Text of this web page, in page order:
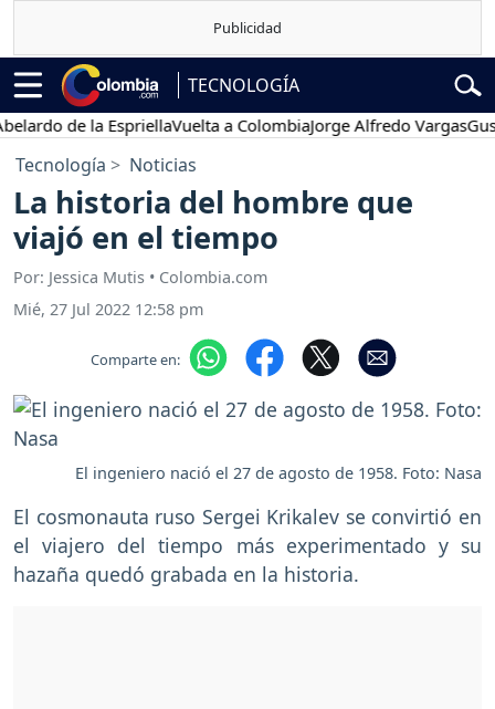
TECNOLOGÍA
de la EspriellaVuelta a ColombiaJorge Alfredo VargasGustavo
Tecnología Noticias
La historia del hombre que
viajó en el tiempo
Por: Jessica Mutis • Colombia.com
Mié, 27 Jul 2022 12:58 pm
Comparte en:
El ingeniero nació el 27 de agosto de 1958. Foto: Nasa
El cosmonauta ruso Sergei Krikalev se convirtió en
el viajero del tiempo más experimentado y su
hazaña quedó grabada en la historia.